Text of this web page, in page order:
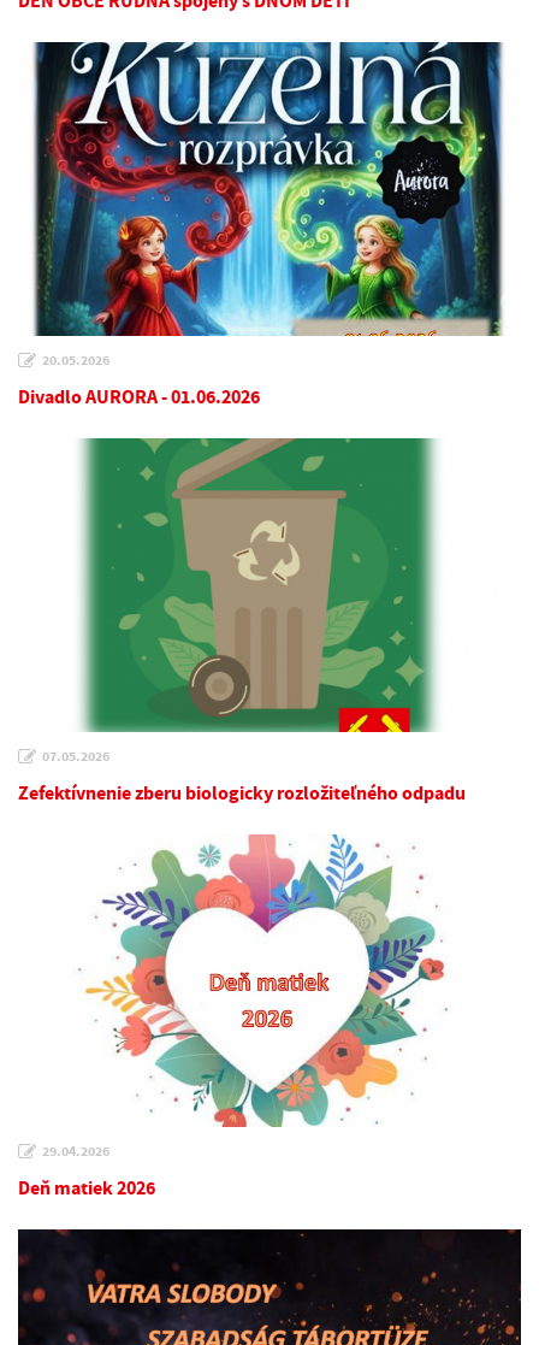
20.05.2026
Divadlo AURORA - 01.06.2026
07.05.2026
Zefektívnenie zberu biologicky rozložiteľného odpadu
29.04.2026
Deň matiek 2026